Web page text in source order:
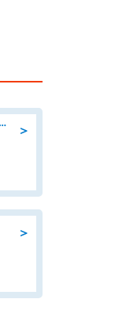
＞
営業/商社でのルート営業のお仕事/即日勤務可/車通勤可/営業
＞